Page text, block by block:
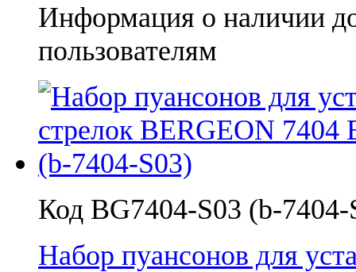
Информация о наличии
пользователям
Код BG7404-S03 (b-7404-
Набор пуансонов для